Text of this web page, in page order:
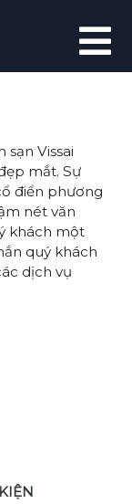
Vissai
mắt. Sự
điển phương
nét văn
khách một
quý khách
dịch vụ